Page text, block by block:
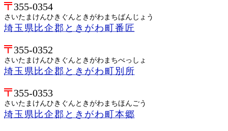
355-0354
さいたまけんひきぐんときがわまちばんじょう
埼玉県比企郡ときがわ町番匠
355-0352
さいたまけんひきぐんときがわまちべっしょ
埼玉県比企郡ときがわ町別所
355-0353
さいたまけんひきぐんときがわまちほんごう
埼玉県比企郡ときがわ町本郷